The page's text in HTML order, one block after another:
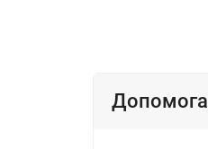
Допомога